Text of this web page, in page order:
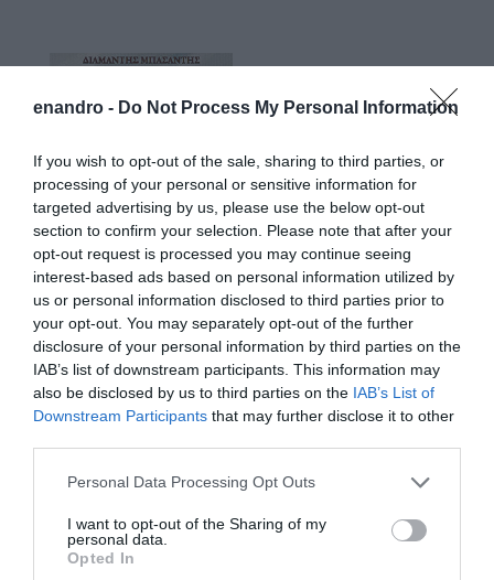
enandro - Do Not Process My Personal Information
If you wish to opt-out of the sale, sharing to third parties, or
processing of your personal or sensitive information for
targeted advertising by us, please use the below opt-out
section to confirm your selection. Please note that after your
opt-out request is processed you may continue seeing
interest-based ads based on personal information utilized by
us or personal information disclosed to third parties prior to
your opt-out. You may separately opt-out of the further
disclosure of your personal information by third parties on the
IAB’s list of downstream participants. This information may
also be disclosed by us to third parties on the IAB’s List of
Downstream Participants that may further disclose it to other
Please note that this website/app uses one or more Google
not limited to your visit or usage behaviour. You may click to
grant or deny consent to Google and its third-party tags to
use your data for below specified purposes in below Google
Personal Data Processing Opt Outs
I want to opt-out of the Sharing of my
personal data.
Opted In